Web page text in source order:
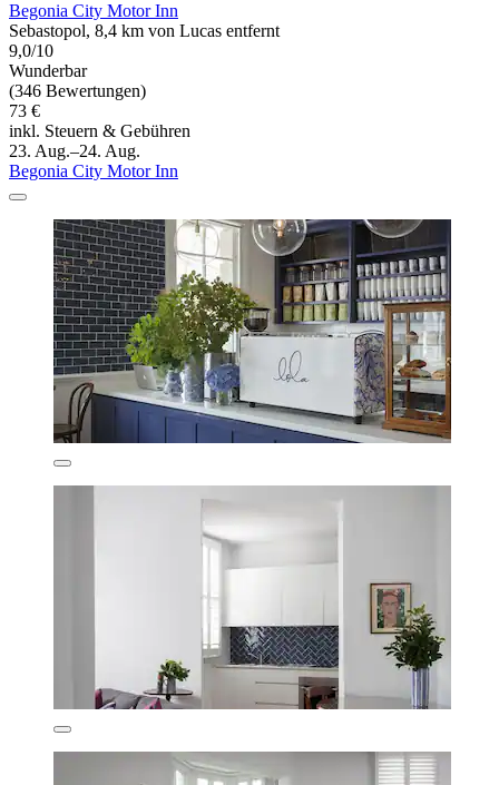
Begonia City Motor Inn
Sebastopol, 8,4 km von Lucas entfernt
9,0/10
Wunderbar
(346 Bewertungen)
73 €
inkl. Steuern & Gebühren
23. Aug.–24. Aug.
Begonia City Motor Inn